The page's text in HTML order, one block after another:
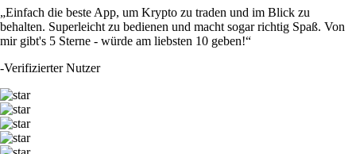
„Einfach die beste App, um Krypto zu traden und im Blick zu
behalten. Superleicht zu bedienen und macht sogar richtig Spaß. Von
mir gibt's 5 Sterne - würde am liebsten 10 geben!“
-Verifizierter Nutzer